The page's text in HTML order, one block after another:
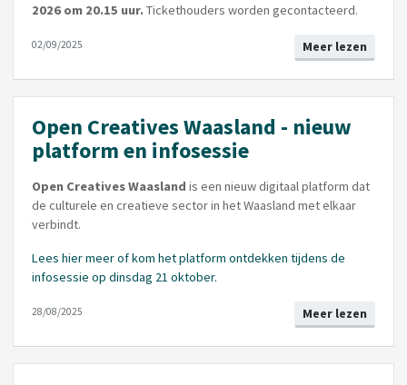
2026 om 20.15 uur. Tickethouders worden gecontacteerd.
Meer lezen
02/09/2025
Open Creatives Waasland - nieuw
platform en infosessie
Open Creatives Waasland is een nieuw digitaal platform dat
de culturele en creatieve sector in het Waasland met elkaar
verbindt.
Lees hier meer of kom het platform ontdekken tijdens de
infosessie op dinsdag 21 oktober.
Meer lezen
28/08/2025